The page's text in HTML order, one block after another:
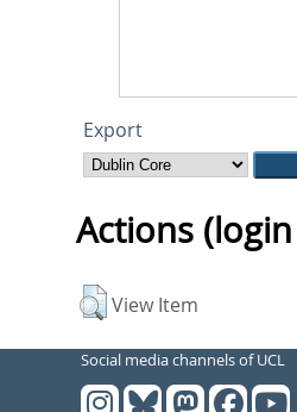
Export
Actions
View Item
Social media channels of UCL